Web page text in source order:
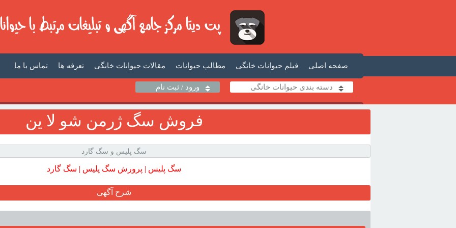
تماس با ما تعرفه ها مقالات حیوانات خانگی مطالب حیوانات فیلم حیوانات خانگی صفحه اصلی
دسته بندی حیوانات خانگی ورود / ثبت نام
فروش سگ ژرمن شو لا ين
سگ پليس و سگ گارد
سگ پليس | پرورش سگ پليس | سگ گارد
شرح آگهی